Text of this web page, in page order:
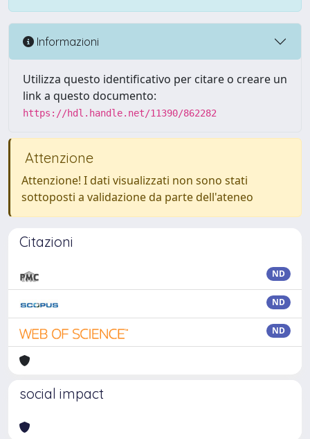
Informazioni
Utilizza questo identificativo per citare o creare un
link a questo documento:
https://hdl.handle.net/11390/862282
Attenzione
Attenzione! I dati visualizzati non sono stati
sottoposti a validazione da parte dell'ateneo
Citazioni
ND
ND
ND
social impact